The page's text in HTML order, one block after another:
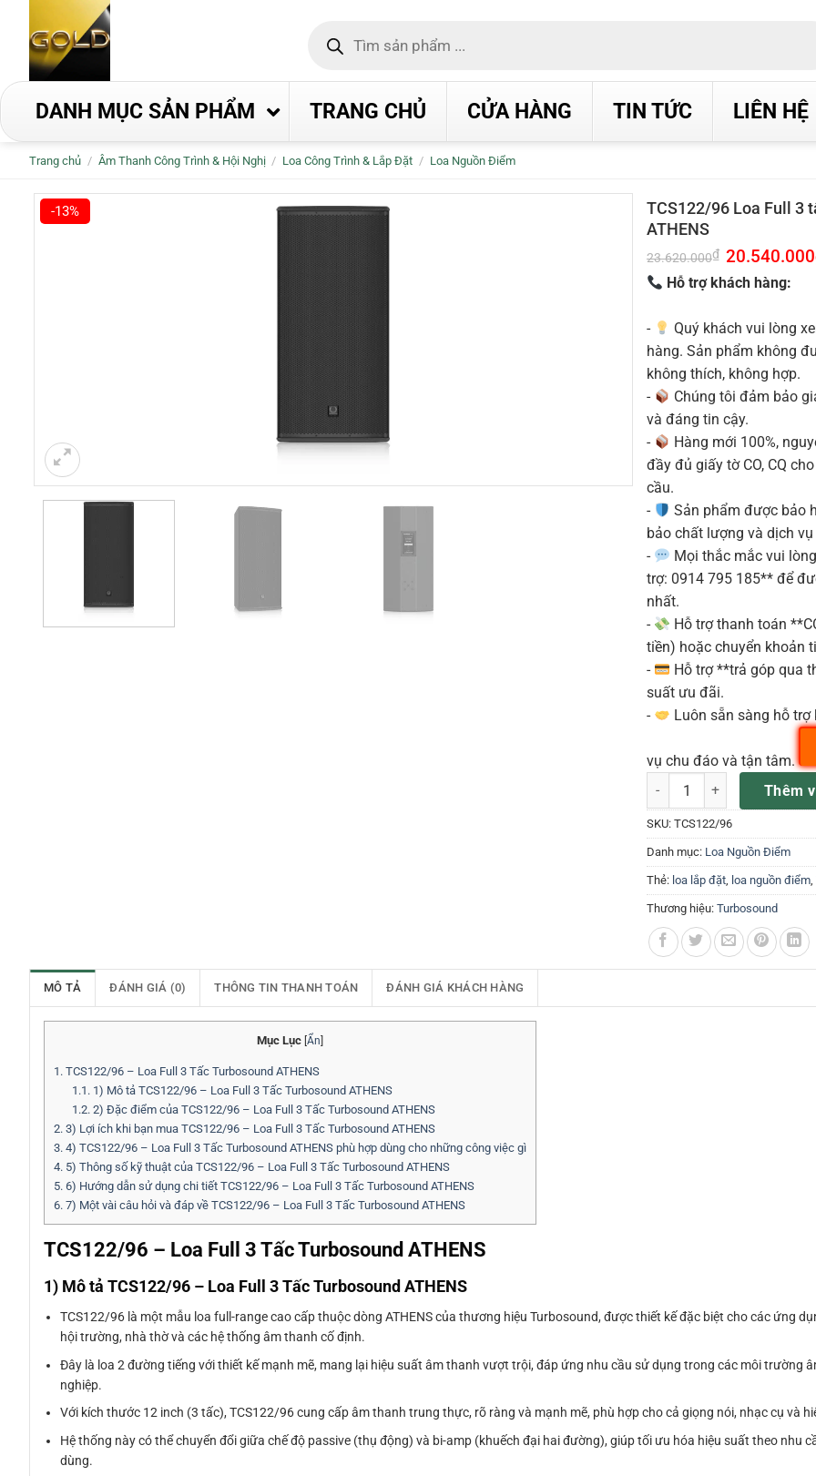
dung
kiếm
DANH MỤC SẢN PHẨM TRANG CHỦ CỬA HÀNG TIN TỨC LIÊN HỆ
Trang chủ / Âm Thanh Công Trình & Hội Nghị / Loa Công Trình & Lắp Đặt / Loa Nguồn Điểm
-13%
TCS122/96 Loa Full 3
ATHENS
23.620.000₫ Giá
gốc
là:
23.620.000₫.
20.540.000
Hỗ trợ khách hàng:
-
Quý khách vui lòng
hàng. Sản phẩm không
không thích, không hợp.
-
Chúng tôi đảm bảo
và đáng tin cậy.
-
Hàng mới 100%,
đầy đủ giấy tờ CO, CQ
cầu.
-
Sản phẩm được bảo
bảo chất lượng và dịch
-
Mọi thắc mắc vui
trợ: 0914 795 185** để
nhất.
-
Hỗ trợ thanh toán
tiền) hoặc chuyển khoản
-
Hỗ trợ **trả góp qua
suất ưu đãi.
-
Luôn sẵn sàng hỗ
vụ chu đáo và tận tâm.
TCS122/96 Loa Full 3 tấc
Thêm
SKU: TCS122/96
Danh mục: Loa Nguồn Điểm
Thẻ: loa lắp đặt, loa nguồn điểm,
Thương hiệu: Turbosound
MÔ TẢ ĐÁNH GIÁ (0) THÔNG TIN THANH TOÁN ĐÁNH GIÁ KHÁCH HÀNG
Mục Lục Ẩn
1. TCS122/96 – Loa Full 3 Tấc Turbosound ATHENS
1.1.1) Mô tả TCS122/96 – Loa Full 3 Tấc Turbosound ATHENS
1.2.2) Đặc điểm của TCS122/96 – Loa Full 3 Tấc Turbosound ATHENS
2. 3) Lợi ích khi bạn mua TCS122/96 – Loa Full 3 Tấc Turbosound ATHENS
3. 4) TCS122/96 – Loa Full 3 Tấc Turbosound ATHENS phù hợp dùng cho những công việc gì
4. 5) Thông số kỹ thuật của TCS122/96 – Loa Full 3 Tấc Turbosound ATHENS
5. 6) Hướng dẫn sử dụng chi tiết TCS122/96 – Loa Full 3 Tấc Turbosound ATHENS
6. 7) Một vài câu hỏi và đáp về TCS122/96 – Loa Full 3 Tấc Turbosound ATHENS
TCS122/96 – Loa Full 3 Tấc Turbosound ATHENS
1) Mô tả TCS122/96 – Loa Full 3 Tấc Turbosound ATHENS
TCS122/96 là một mẫu loa full-range cao cấp thuộc dòng ATHENS của thương hiệu Turbosound, được thiết kế đặc biệt cho các ứng
hội trường, nhà thờ và các hệ thống âm thanh cố định.
Đây là loa 2 đường tiếng với thiết kế mạnh mẽ, mang lại hiệu suất âm thanh vượt trội, đáp ứng nhu cầu sử dụng trong các môi trường
nghiệp.
Với kích thước 12 inch (3 tấc), TCS122/96 cung cấp âm thanh trung thực, rõ ràng và mạnh mẽ, phù hợp cho cả giọng nói, nhạc cụ và
Hệ thống này có thể chuyển đổi giữa chế độ passive (thụ động) và bi-amp (khuếch đại hai đường), giúp tối ưu hóa hiệu suất theo nhu
dùng.